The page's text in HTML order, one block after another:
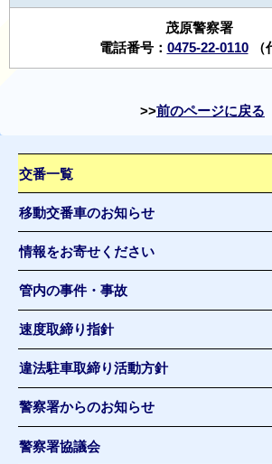
茂原警察署
電話番号： 0475-22-0110（
前のページに戻る
交番一覧
移動交番車のお知らせ
情報をお寄せください
管内の事件・事故
速度取締り指針
違法駐車取締り活動方針
警察署からのお知らせ
警察署協議会